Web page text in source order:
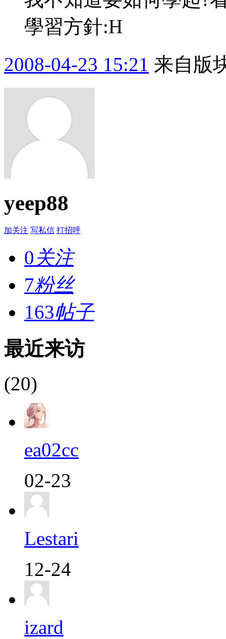
學習方針:H
2008-04-23 15:21 来自版
yeep88
加关注 写私信 打招呼
0关注
7粉丝
163帖子
最近来访
(20)
ea02cc
02-23
Lestari
12-24
izard